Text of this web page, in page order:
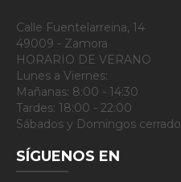
Calle Fuentelarreina, 14
49009 - Zamora
HORARIO DE VERANO
Lunes a Viernes:
Mañanas: 8:00 - 14:30
Tardes: 18:00 - 22:00
Sábados y Domingos cerrado
SÍGUENOS EN